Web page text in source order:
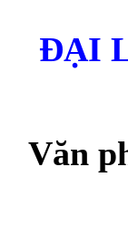
ĐẠI
Văn